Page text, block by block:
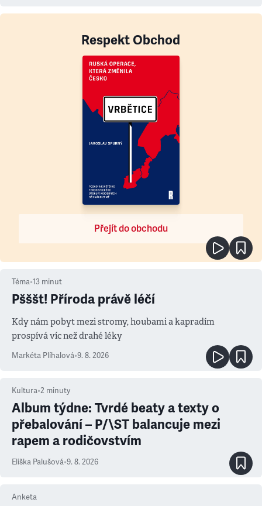
Respekt Obchod
Přejít do obchodu
Téma•13 minut
Pšššt! Příroda právě léčí
Kdy nám pobyt mezi stromy, houbami a kapradím
prospívá víc než drahé léky
Markéta Plíhalová•9. 8. 2026
Kultura•2 minuty
Album týdne: Tvrdé beaty a texty o
přebalování – P/\ST balancuje mezi
rapem a rodičovstvím
Eliška Palušová•9. 8. 2026
Anketa